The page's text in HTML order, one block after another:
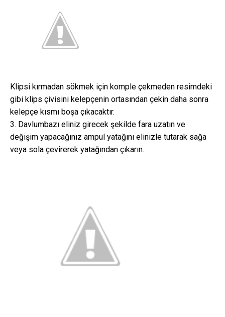
Klipsi kırmadan sökmek için komple çekmeden resimdeki
gibi klips çivisini kelepçenin ortasından çekin daha sonra
kelepçe kısmı boşa çıkacaktır.
3. Davlumbazı eliniz girecek şekilde fara uzatın ve
değişim yapacağınız ampul yatağını elinizle tutarak sağa
veya sola çevirerek yatağından çıkarın.